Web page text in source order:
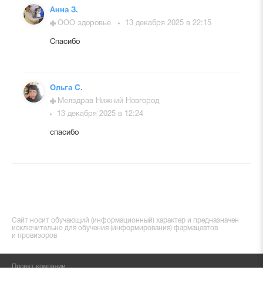
Анна З.
ООО здоровье
13 декабря 2025 в 22:15
Спасибо
Ольга С.
Мелздрав Нижний Новгород
13 декабря 2025 в 12:24
спасибо
Сайт носит обучающий (информационный) характер и предназначен
исключительно для обучения (информирования) фармацевтов
и провизоров